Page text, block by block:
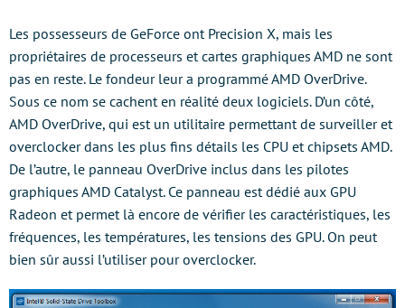
Les possesseurs de GeForce ont Precision X, mais les
propriétaires de processeurs et cartes graphiques AMD ne sont
pas en reste. Le fondeur leur a programmé AMD OverDrive.
Sous ce nom se cachent en réalité deux logiciels. D’un côté,
AMD OverDrive, qui est un utilitaire permettant de surveiller et
overclocker dans les plus fins détails les CPU et chipsets AMD.
De l’autre, le panneau OverDrive inclus dans les pilotes
graphiques AMD Catalyst. Ce panneau est dédié aux GPU
Radeon et permet là encore de vérifier les caractéristiques, les
fréquences, les températures, les tensions des GPU. On peut
bien sûr aussi l’utiliser pour overclocker.